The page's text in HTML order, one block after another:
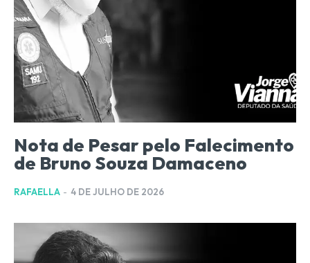
Nota de Pesar pelo Falecimento
de Bruno Souza Damaceno
RAFAELLA - 4 DE JULHO DE 2026